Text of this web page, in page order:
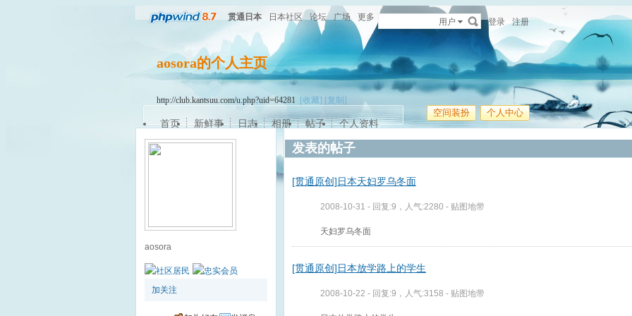
贯通日本 日本社区 论坛 广场 更多 用户 登录 注册
aosora的个人主页
http://club.kantsuu.com/u.php?uid=64281 [收藏] [复制]
空间装扮 个人中心
首页 新鲜事 日志 相册 帖子 个人资料
aosora
加关注
发表的帖子
[贯通原创]日本天妇罗乌冬面
2008-10-31 - 回复:9，人气:2280 - 贴图地带
天妇罗乌冬面
[贯通原创]日本放学路上的学生
2008-10-22 - 回复:9，人气:3158 - 贴图地带